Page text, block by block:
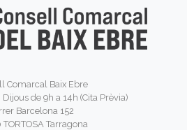
Comarcal Baix Ebre
de 9h a 14h (Cita Prèvia)
Barcelona 152
Tarragona